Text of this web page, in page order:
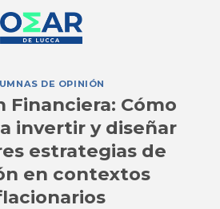
DE OPINIÓN
Financiera: Cómo
invertir y diseñar
estrategias de
en contextos